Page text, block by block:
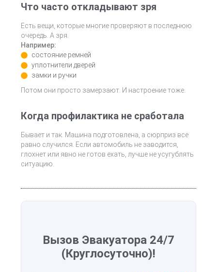
Что часто откладывают зря
Есть вещи, которые многие проверяют в последнюю
очередь. А зря.
Например:
состояние ремней
уплотнители дверей
замки и ручки
Потом они просто замерзают. И настроение тоже.
Когда профилактика не сработала
Бывает и так. Машина подготовлена, а сюрприз всё
равно случился. Если автомобиль не заводится,
глохнет или явно не готов ехать, лучше не усугублять
ситуацию.
Вызов Эвакуатора 24/7
(Круглосуточно)!